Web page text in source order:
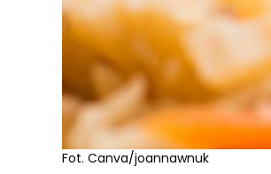
Fot. Canva/joannawnuk